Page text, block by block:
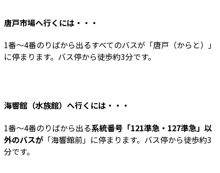
唐戸市場へ行くには・・・
1番～4番のりばから出るすべてのバスが「唐戸（からと）」
に停まります。バス停から徒歩約3分です。
海響館（水族館） へ行くには・・・
1番～4番のりばから出る系統番号「121準急・127準急」以
外のバスが 「海響館前」に停まります。バス停から徒歩約3
分です。